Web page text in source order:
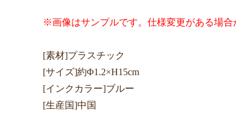
※画像はサンプルです。仕様変更がある場合
[素材]プラスチック
[サイズ]約Φ1.2×H15cm
[インクカラー]ブルー
[生産国]中国